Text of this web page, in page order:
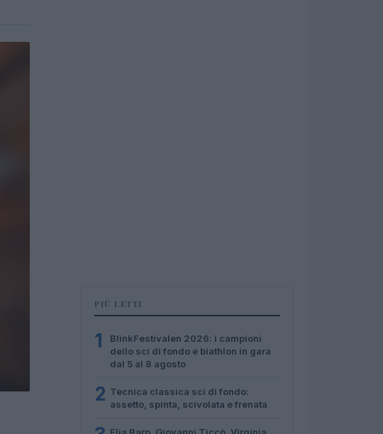
PIÙ LETTI
1
BlinkFestivalen 2026: i campioni
dello sci di fondo e biathlon in gara
dal 5 al 8 agosto
2 Tecnica classica sci di fondo:
assetto, spinta, scivolata e frenata